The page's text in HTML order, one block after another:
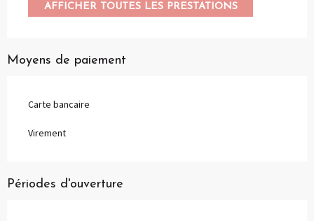
AFFICHER TOUTES LES PRESTATIONS
Moyens de paiement
Carte bancaire
Virement
Périodes d'ouverture